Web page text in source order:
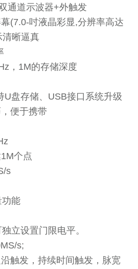
通道示波器+外触发
(7.0-吋液晶彩显,分辨率高达
清晰逼真
，1M的存储深度
U盘存储、USB接口系统升级
便于携带
个点
s
功能
立设置门限电平。
s;
触发，持续时间触发，脉宽